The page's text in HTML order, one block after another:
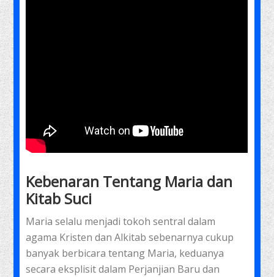
Kebenaran Tentang Maria dan
Kitab Suci
Maria selalu menjadi tokoh sentral dalam
agama Kristen dan Alkitab sebenarnya cukup
banyak berbicara tentang Maria, keduanya
secara eksplisit dalam Perjanjian Baru dan